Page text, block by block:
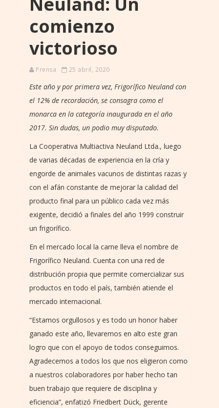
comienzo
victorioso
Prensa 25 abril, 2020
Este año y por primera vez, Frigorífico Neuland con
el 12% de recordación, se consagra como el
monarca en la categoría inaugurada en el año
2017. Sin dudas, un podio muy disputado.
La Cooperativa Multiactiva Neuland Ltda., luego
de varias décadas de experiencia en la cría y
engorde de animales vacunos de distintas razas y
con el afán constante de mejorar la calidad del
producto final para un público cada vez más
exigente, decidió a finales del año 1999 construir
un frigorífico.
En el mercado local la carne lleva el nombre de
Frigorífico Neuland. Cuenta con una red de
distribución propia que permite comercializar sus
productos en todo el país, también atiende el
mercado internacional.
“Estamos orgullosos y es todo un honor haber
ganado este año, llevaremos en alto este gran
logro que con el apoyo de todos conseguimos.
Agradecemos a todos los que nos eligieron como
a nuestros colaboradores por haber hecho tan
buen trabajo que requiere de disciplina y
eficiencia”, enfatizó Friedbert Dück, gerente